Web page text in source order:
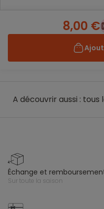
8,00 €
A découvrir aussi : tous
échange et
sur toute la saison